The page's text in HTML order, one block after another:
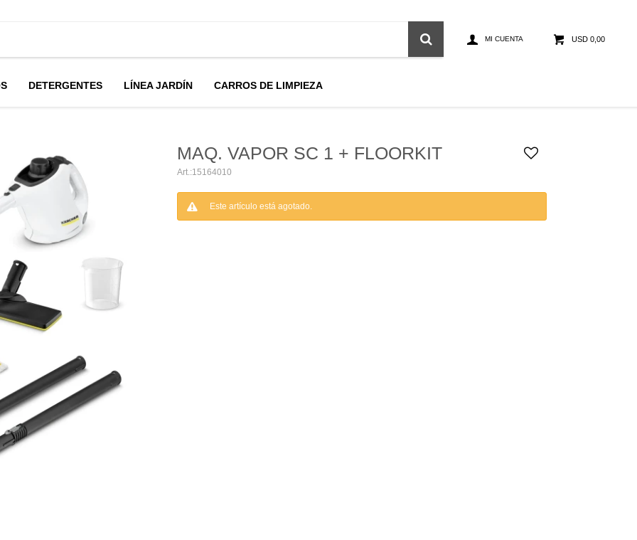
DETERGENTES LÍNEA JARDÍN CARROS DE LIMPIEZA
USD 0,00
MAQ. VAPOR SC 1 + FLOORKIT
15164010
Este artículo está agotado.